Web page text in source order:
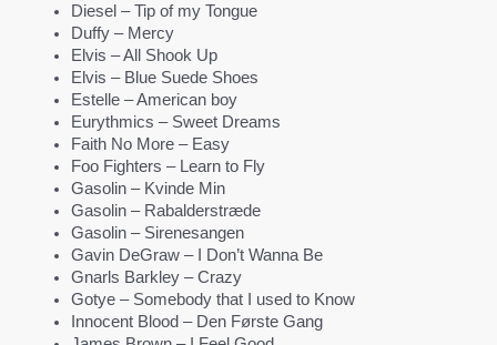
Diesel – Tip of my Tongue
Duffy – Mercy
Elvis – All Shook Up
Elvis – Blue Suede Shoes
Estelle – American boy
Eurythmics – Sweet Dreams
Faith No More – Easy
Foo Fighters – Learn to Fly
Gasolin – Kvinde Min
Gasolin – Rabalderstræde
Gasolin – Sirenesangen
Gavin DeGraw – I Don’t Wanna Be
Gnarls Barkley – Crazy
Gotye – Somebody that I used to Know
Innocent Blood – Den Første Gang